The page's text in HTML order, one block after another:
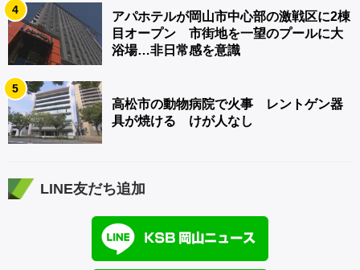
4
アパホテルが岡山市中心部の激戦区に2棟
目オープン 市街地を一望のプールに大
浴場…非日常感を意識
5
高松市の動物病院で火事 レントゲン器
具が焼ける けが人なし
LINE友だち追加